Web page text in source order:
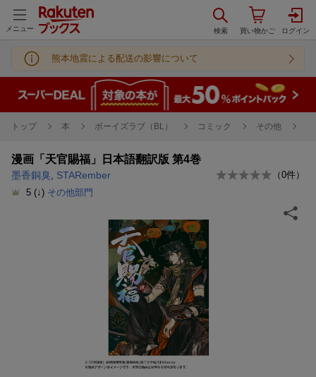
メニュー
熊本地震による配送の影響について
トップ 本 ボーイズラブ（BL） コミック その他
漫画「天官賜福」日本語翻訳版 第4巻
墨香銅臭 STARember （0件）
5 (↓) その他部門